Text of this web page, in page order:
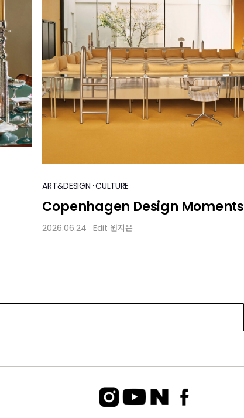
ART&DESIGN ·CULTURE
Copenhagen Design Moments
2026.06.24 │Edit 원지은